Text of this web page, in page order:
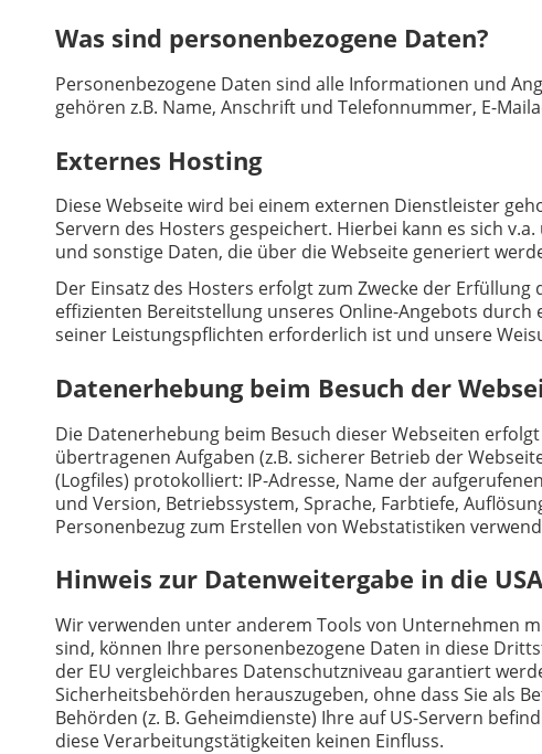
Was sind personenbezogene Daten?
Personenbezogene Daten sind alle Informationen und
gehören z.B. Name, Anschrift und Telefonnummer, E-
Externes Hosting
Diese Webseite wird bei einem externen Dienstleister
Servern des Hosters gespeichert. Hierbei kann es sich
und sonstige Daten, die über die Webseite generiert
Der Einsatz des Hosters erfolgt zum Zwecke der
effizienten Bereitstellung unseres Online-Angebots
seiner Leistungspflichten erforderlich ist und unsere
Datenerhebung beim Besuch der
Die Datenerhebung beim Besuch dieser Webseiten
übertragenen Aufgaben (z.B. sicherer Betrieb der
(Logfiles) protokolliert: IP-Adresse, Name der
und Version, Betriebssystem, Sprache, Farbtiefe,
Personenbezug zum Erstellen von Webstatistiken
Hinweis zur Datenweitergabe in die
Wir verwenden unter anderem Tools von Unternehmen
sind, können Ihre personenbezogene Daten in diese
der EU vergleichbares Datenschutzniveau garantiert
Sicherheitsbehörden herauszugeben, ohne dass Sie als
Behörden (z. B. Geheimdienste) Ihre auf US-Servern
diese Verarbeitungstätigkeiten keinen Einfluss.